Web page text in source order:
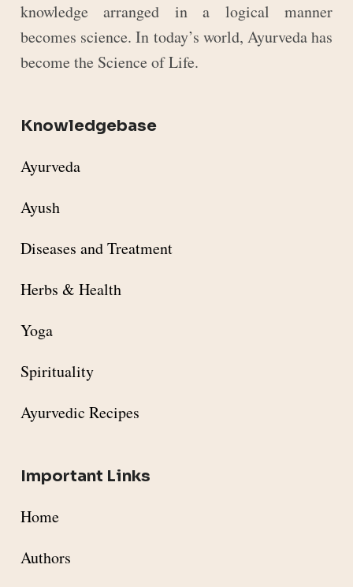
knowledge arranged in a logical manner
becomes science. In today’s world, Ayurveda has
become the Science of Life.
Knowledgebase
Ayurveda
Ayush
Diseases and Treatment
Herbs & Health
Yoga
Spirituality
Ayurvedic Recipes
Important Links
Home
Authors